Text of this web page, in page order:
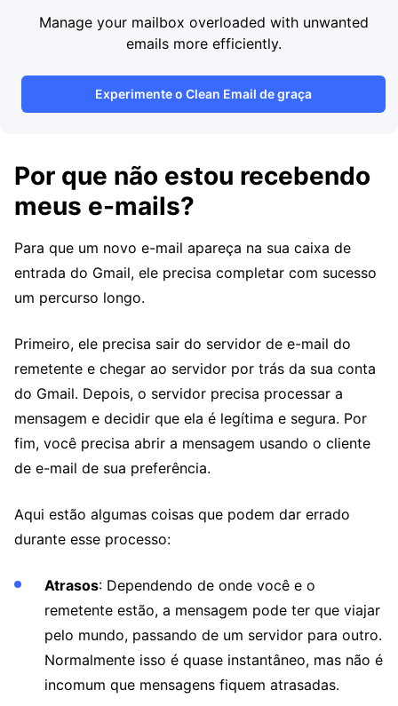
Manage your mailbox overloaded with unwanted
emails more efficiently.
Experimente o Clean Email de graça
Por que não estou recebendo
meus e-mails?
Para que um novo e-mail apareça na sua caixa de
entrada do Gmail, ele precisa completar com sucesso
um percurso longo.
Primeiro, ele precisa sair do servidor de e-mail do
remetente e chegar ao servidor por trás da sua conta
do Gmail. Depois, o servidor precisa processar a
mensagem e decidir que ela é legítima e segura. Por
fim, você precisa abrir a mensagem usando o cliente
de e-mail de sua preferência.
Aqui estão algumas coisas que podem dar errado
durante esse processo:
Atrasos: Dependendo de onde você e o
remetente estão, a mensagem pode ter que viajar
pelo mundo, passando de um servidor para outro.
Normalmente isso é quase instantâneo, mas não é
incomum que mensagens fiquem atrasadas.